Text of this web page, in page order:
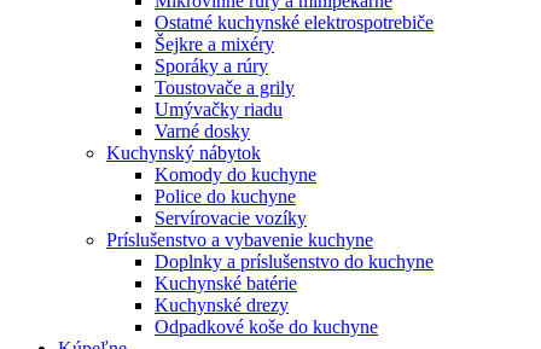
Ostatné kuchynské elektrospotrebiče
Šejkre a mixéry
Sporáky a rúry
Toustovače a grily
Umývačky riadu
Varné dosky
Kuchynský nábytok
Komody do kuchyne
Police do kuchyne
Servírovacie vozíky
Príslušenstvo a vybavenie kuchyne
Doplnky a príslušenstvo do kuchyne
Kuchynské batérie
Kuchynské drezy
Odpadkové koše do kuchyne